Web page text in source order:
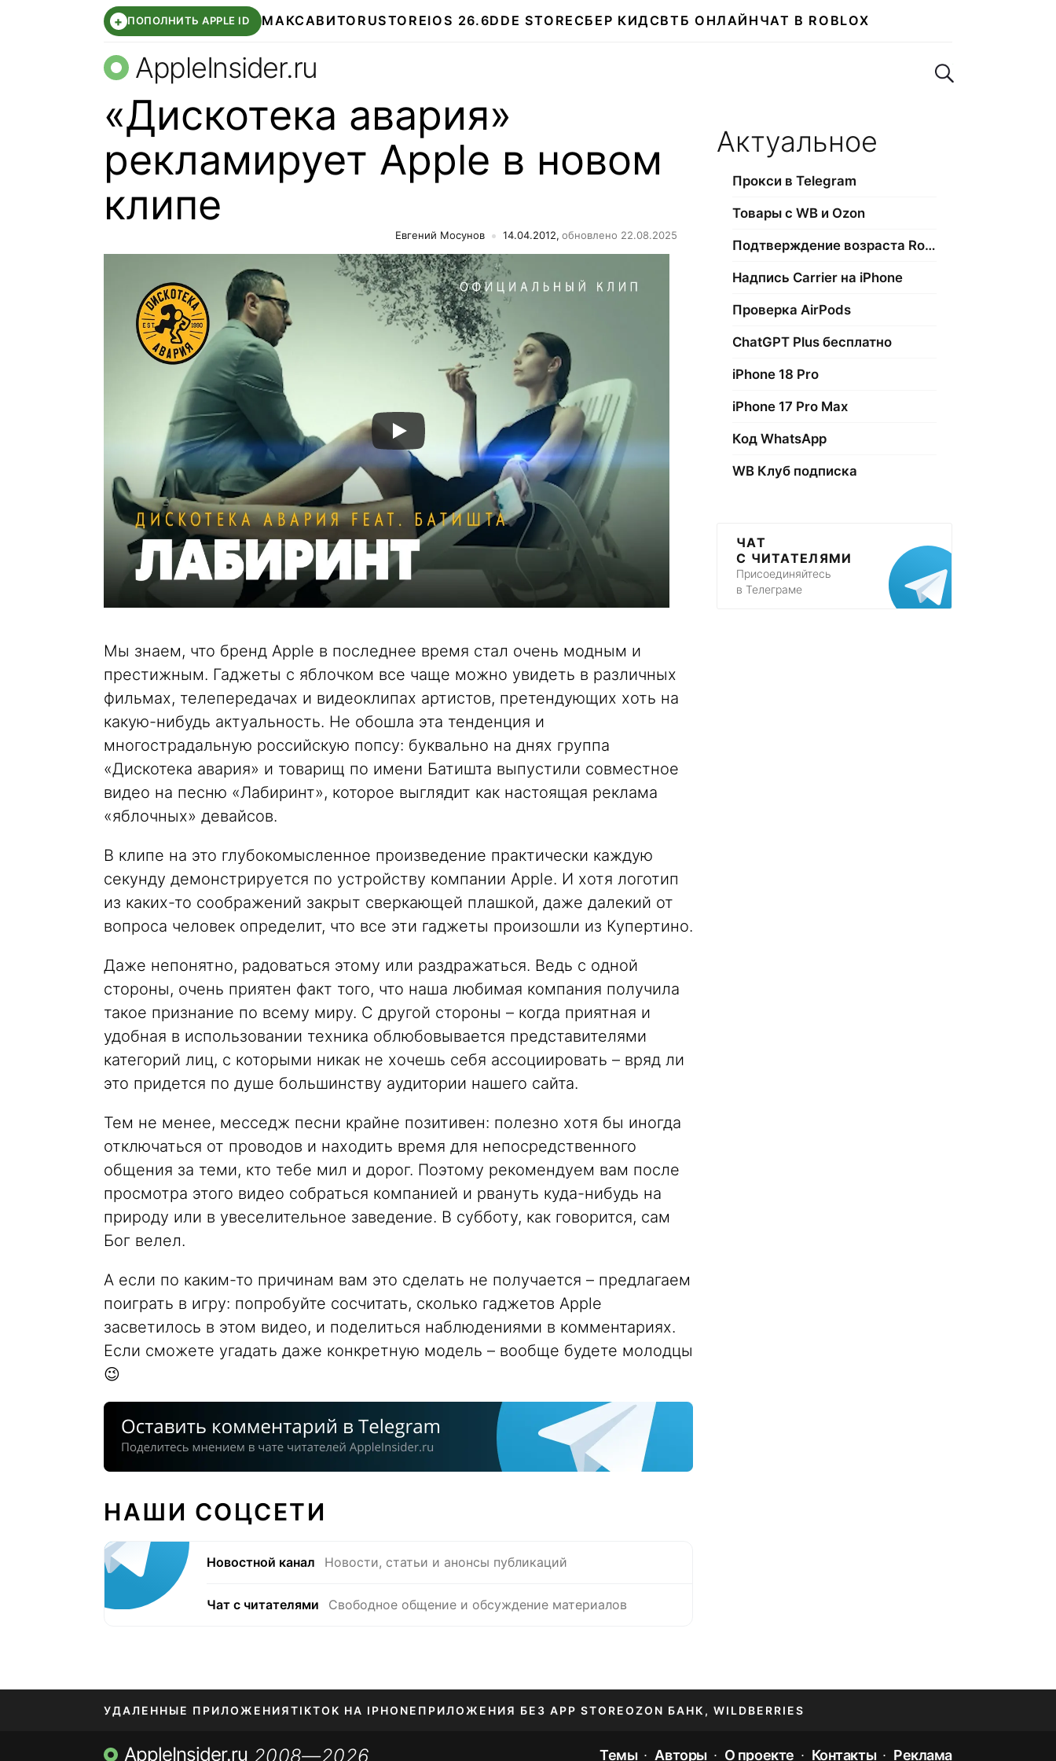
+ ПОПОЛНИТЬ APPLE ID МАКСАВИТО RUSTOREIOS 26.6DDE STORE СБЕР КИДСВТБ ОНЛАЙН ЧАТ В ROBLOX
AppleInsider.ru Поиск по сайту
«Дискотека авария»
рекламирует Apple в новом
клипе
Евгений Мосунов 14.04.2012, обновлено 22.08.2025
Мы знаем, что бренд Apple в последнее время стал очень модным и
престижным. Гаджеты с яблочком все чаще можно увидеть в различных
фильмах, телепередачах и видеоклипах артистов, претендующих хоть на
какую-нибудь актуальность. Не обошла эта тенденция и
многострадальную российскую попсу: буквально на днях группа
«Дискотека авария» и товарищ по имени Батишта выпустили совместное
видео на песню «Лабиринт», которое выглядит как настоящая реклама
«яблочных» девайсов.
В клипе на это глубокомысленное произведение практически каждую
секунду демонстрируется по устройству компании Apple. И хотя логотип
из каких-то соображений закрыт сверкающей плашкой, даже далекий от
вопроса человек определит, что все эти гаджеты произошли из Купертино.
Даже непонятно, радоваться этому или раздражаться. Ведь с одной
стороны, очень приятен факт того, что наша любимая компания получила
такое признание по всему миру. С другой стороны – когда приятная и
удобная в использовании техника облюбовывается представителями
категорий лиц, с которыми никак не хочешь себя ассоциировать – вряд ли
это придется по душе большинству аудитории нашего сайта.
Тем не менее, месседж песни крайне позитивен: полезно хотя бы иногда
отключаться от проводов и находить время для непосредственного
общения за теми, кто тебе мил и дорог. Поэтому рекомендуем вам после
просмотра этого видео собраться компанией и рвануть куда-нибудь на
природу или в увеселительное заведение. В субботу, как говорится, сам
Бог велел.
А если по каким-то причинам вам это сделать не получается – предлагаем
поиграть в игру: попробуйте сосчитать, сколько гаджетов Apple
засветилось в этом видео, и поделиться наблюдениями в комментариях.
Если сможете угадать даже конкретную модель – вообще будете молодцы
😉
НАШИ СОЦСЕТИ
Новостной канал Новости, статьи и анонсы публикаций
Чат с читателями Свободное общение и обсуждение материалов
Актуальное
Прокси в Telegram
Товары с WB и Ozon
Подтверждение возраста Roblox
Надпись Carrier на iPhone
Проверка AirPods
ChatGPT Plus бесплатно
iPhone 18 Pro
iPhone 17 Pro Max
Код WhatsApp
WB Клуб подписка
ЧАТ
С ЧИТАТЕЛЯМИ
Присоединяйтесь
в Телеграме
УДАЛЕННЫЕ ПРИЛОЖЕНИЯTIKTOK НА IPHONE ПРИЛОЖЕНИЯ БЕЗ APP STOREOZON БАНК, WILDBERRIES
МЕССЕНДЖЕРЫ KAKAOTALK, B…ПОПОЛНЕНИЕ APPLE ID
AppleInsider.ru 2008—2026 Темы Авторы О проекте Контакты Реклама